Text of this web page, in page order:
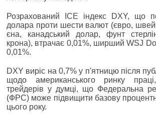
Розрахований ICE індекс DXY, що
долара проти шести валют (євро,
єна, канадський долар, фунт
крона), втрачає 0,01%, ширший WSJ
0,01%.
DXY виріс на 0,7% у п'ятницю після
щодо американського ринку
трейдерів у думці, що Федеральна
(ФРС) може підвищити базову
цього року.